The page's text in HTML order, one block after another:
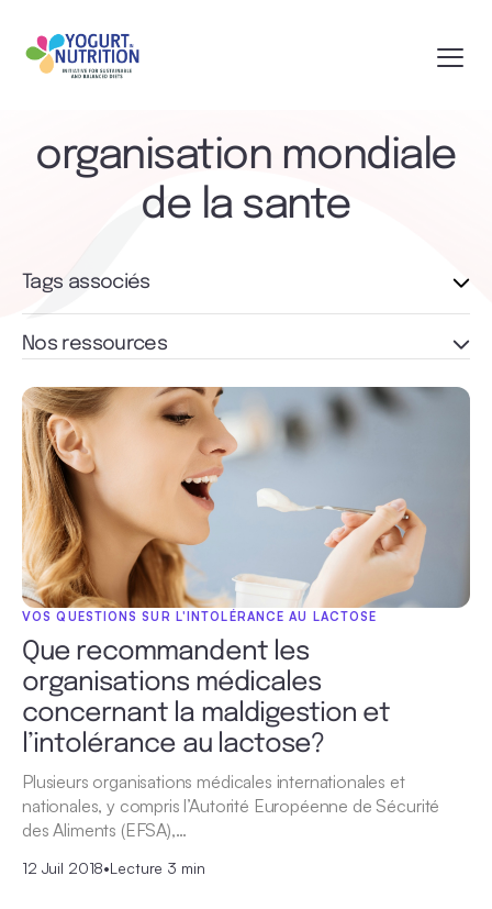
organisation mondiale
de la sante
VOS QUESTIONS SUR L'INTOLÉRANCE AU LACTOSE
Que recommandent les
organisations médicales
concernant la maldigestion et
l’intolérance au lactose?
Plusieurs organisations médicales internationales et
nationales, y compris l’Autorité Européenne de Sécurité
des Aliments (EFSA),…
12 Juil 2018•Lecture 3 min
Tags associés
Nos ressources